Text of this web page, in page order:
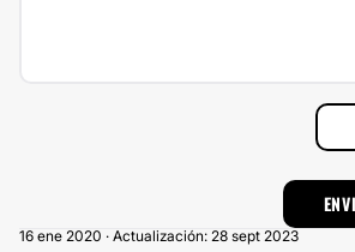
16 ene 2020 · Actualización: 28 sept 2023